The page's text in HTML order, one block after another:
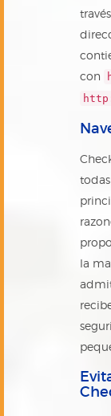
con
la